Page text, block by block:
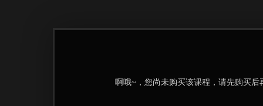
啊哦~，您尚未购买该课程，请先购买后